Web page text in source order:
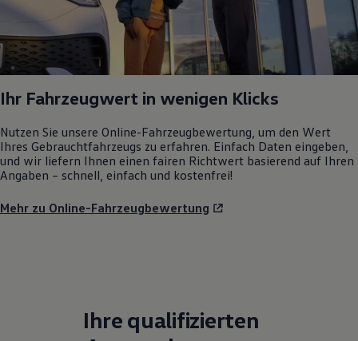
Ihr Fahrzeugwert in wenigen Klicks
Nutzen Sie unsere Online-Fahrzeugbewertung, um den Wert
Ihres Gebrauchtfahrzeugs zu erfahren. Einfach Daten eingeben,
und wir liefern Ihnen einen fairen Richtwert basierend auf Ihren
Angaben – schnell, einfach und kostenfrei!
Mehr zu Online-Fahrzeugbewertung
Ihre qualifizierten